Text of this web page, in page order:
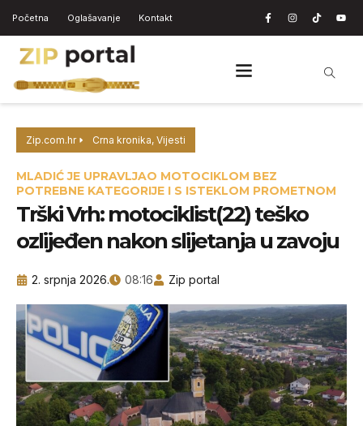
Početna Oglašavanje Kontakt
Zip.com.hr Crna kronika, Vijesti
MLADIĆ JE UPRAVLJAO MOTOCIKLOM BEZ
POTREBNE KATEGORIJE I S ISTEKLOM PROMETNOM
Trški Vrh: motociklist(22) teško
ozlijeđen nakon slijetanja u zavoju
2. srpnja 2026. 08:16 Zip portal